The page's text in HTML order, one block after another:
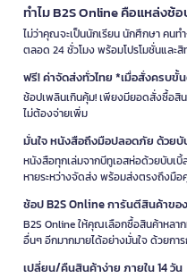
ทำไม B2S Online คือแหล่ง
ไม่ว่าคุณจะเป็นนักเรียน นักศึกษา คน
ตลอด 24 ชั่วโมง พร้อมโปรโมชั่นและ
ฟรี! ค่าจัดส่งทั่วไทย *เมื่อสั่งครบ
ช้อปเพลินเกินคุ้ม! เพียงมียอดสั่งซื้อสิ
ไม่ต้องจ่ายเพิ่ม
มั่นใจ หนังสือถึงมือปลอดภัย ด้วยบั
หนังสือทุกเล่มจากบีทูเอสห่อด้วยบับเ
หายระหว่างจัดส่ง พร้อมส่งตรงถึง
ช้อป B2S Online การันตีสินค้าขอ
B2S Online ให้คุณเลือกซื้อสินค้าหลา
อื่นๆ อีกมากมายได้อย่างมั่นใจ ด้วยก
เปลี่ยน/คืนสินค้าง่าย ภายใน 14 วัน